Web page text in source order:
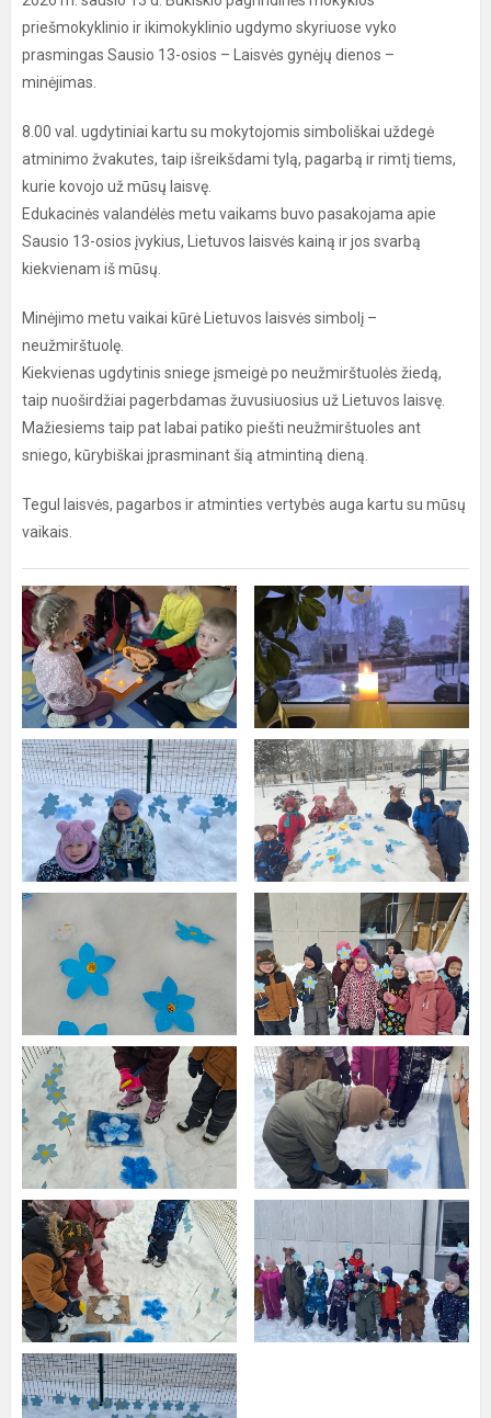
priešmokyklinio ir ikimokyklinio ugdymo skyriuose vyko
prasmingas Sausio 13-osios – Laisvės gynėjų dienos –
minėjimas.
8.00 val. ugdytiniai kartu su mokytojomis simboliškai uždegė
atminimo žvakutes, taip išreikšdami tylą, pagarbą ir rimtį tiems,
kurie kovojo už mūsų laisvę.
Edukacinės valandėlės metu vaikams buvo pasakojama apie
Sausio 13-osios įvykius, Lietuvos laisvės kainą ir jos svarbą
kiekvienam iš mūsų.
Minėjimo metu vaikai kūrė Lietuvos laisvės simbolį –
neužmirštuolę.
Kiekvienas ugdytinis sniege įsmeigė po neužmirštuolės žiedą,
taip nuoširdžiai pagerbdamas žuvusiuosius už Lietuvos laisvę.
Mažiesiems taip pat labai patiko piešti neužmirštuoles ant
sniego, kūrybiškai įprasminant šią atmintiną dieną.
Tegul laisvės, pagarbos ir atminties vertybės auga kartu su mūsų
vaikais.